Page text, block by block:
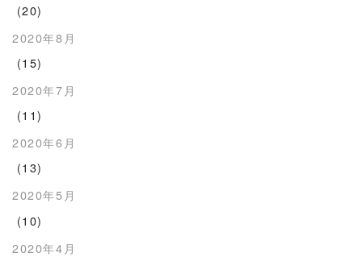
(20)
2020年8月
(15)
2020年7月
(11)
2020年6月
(13)
2020年5月
(10)
2020年4月